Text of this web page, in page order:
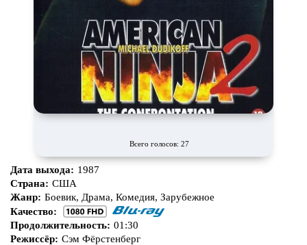
Всего голосов: 27
Дата выхода: 1987
Страна: США
Жанр: Боевик, Драма, Комедия, Зарубежное
Качество:
Продолжительность: 01:30
Режиссёр: Сэм Фёрстенберг